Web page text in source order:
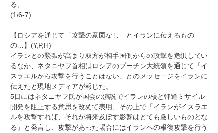
る。
(1/6-7)
【ロシアを通じて「攻撃の意図なし」とイランに伝えるもの
の…】(Y,P,H)
イランとの緊張が高まり双方が相手国側からの攻撃を危惧してい
るなか、ネタニヤフ首相はロシアのプーチン大統領を通じて「イ
スラエルから攻撃を行うことはない」とのメッセージをイランに
伝えたと現地メディアが報じた。
5日にはネタニヤフ氏が国会の演説でイランの核と弾道ミサイル
開発を阻止する意思を改めて表明、その上で「イランがイスラエ
ルを攻撃すれば、それが将来及ぼす影響はとても厳しいものとな
る」と発言し、攻撃があった場合にはイランへの報復攻撃を行う